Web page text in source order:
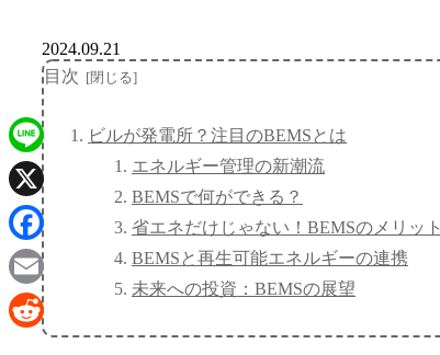
2024.09.21
目次
ビルが発電所？注目のBEMSとは
エネルギー管理の新潮流
BEMSで何ができる？
省エネだけじゃない！BEMSのメリット
BEMSと再生可能エネルギーの連携
未来への投資：BEMSの展望
Line
X
Facebook
Email